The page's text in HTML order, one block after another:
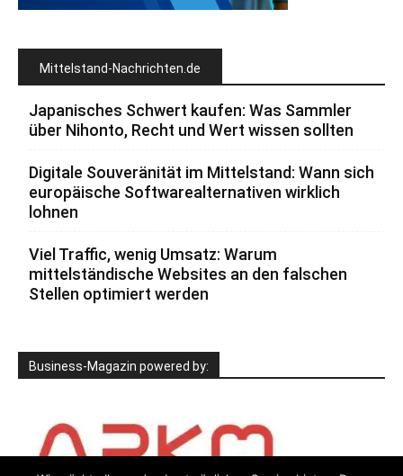
Mittelstand-Nachrichten.de
Japanisches Schwert kaufen: Was Sammler
über Nihonto, Recht und Wert wissen sollten
Digitale Souveränität im Mittelstand: Wann sich
europäische Softwarealternativen wirklich
lohnen
Viel Traffic, wenig Umsatz: Warum
mittelständische Websites an den falschen
Stellen optimiert werden
Business-Magazin powered by: